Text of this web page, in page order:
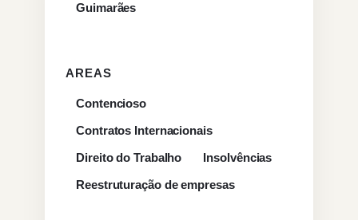
Guimarães
AREAS
Contencioso
Contratos Internacionais
Direito do Trabalho
Insolvências
Reestruturação de empresas